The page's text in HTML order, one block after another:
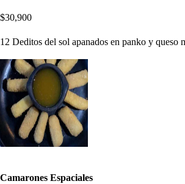
$30,900
12 Deditos del sol apanados en panko y queso
Camarones Espaciales